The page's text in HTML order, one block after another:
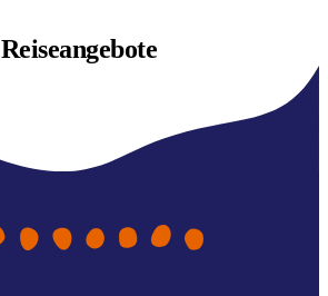
Reiseangebote